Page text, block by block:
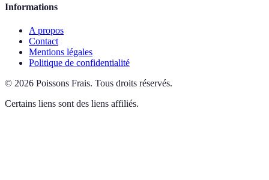
Informations
A propos
Contact
Mentions légales
Politique de confidentialité
© 2026 Poissons Frais. Tous droits réservés.
Certains liens sont des liens affiliés.